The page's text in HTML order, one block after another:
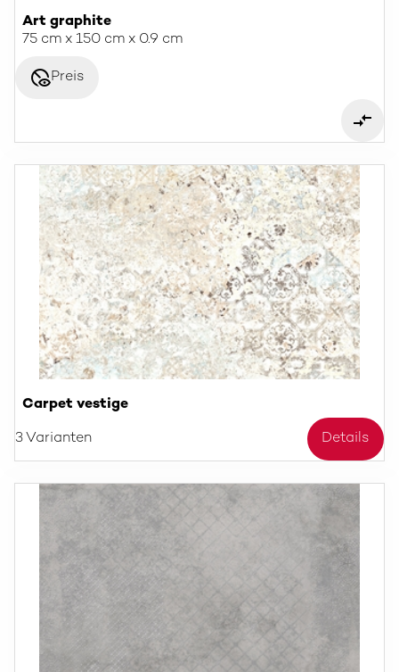
Art graphite
75 cm x 150 cm x 0.9 cm
disabled_visiblePreis
Carpet vestige
3 Varianten Details